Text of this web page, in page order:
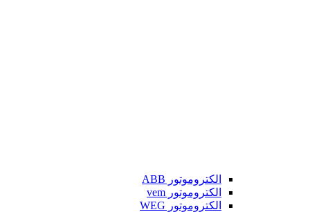
الکتروموتور ABB
الکتروموتور vem
الکتروموتور WEG